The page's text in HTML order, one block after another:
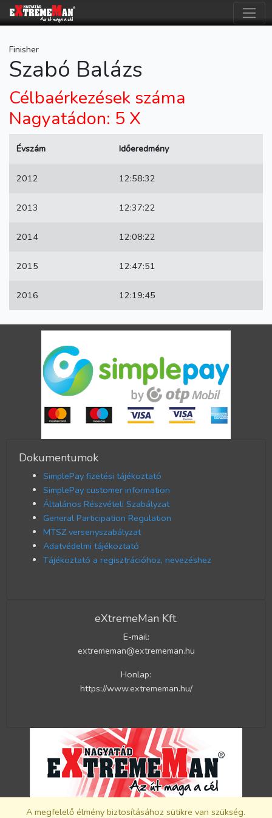
Finisher
Szabó Balázs
Célbaérkezések száma
Nagyatádon: 5 X
Évszám Időeredmény
2012 12:58:32
2013 12:37:22
2014 12:08:22
2015 12:47:51
2016 12:19:45
Dokumentumok
SimplePay fizetési tájékoztató
SimplePay customer information
Általános Részvételi Szabályzat
General Participation Regulation
MTSZ versenyszabályzat
Adatvédelmi tájékoztató
Tájékoztató a regisztrációhoz, nevezéshez
eXtremeMan Kft.
E-mail:
extrememan@extrememan.hu
Honlap:
https://www.extrememan.hu/
A megfelelő élmény biztosításához sütikre van szükség.